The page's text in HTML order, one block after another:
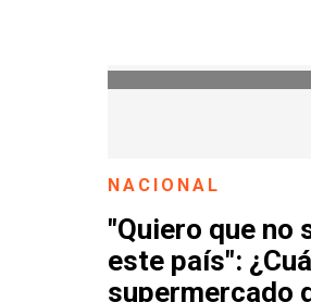
NACIONAL
"Quiero que no
este país":
supermercado